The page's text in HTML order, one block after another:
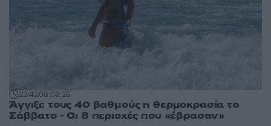
22:4208.08.26
Άγγιξε τους 40 βαθμούς η θερμοκρασία το
Σάββατο - Οι 8 περιοχές που «έβρασαν»